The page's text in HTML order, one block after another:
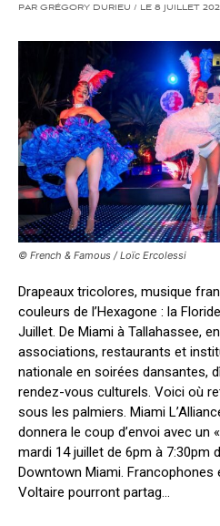
PAR GRÉGORY DURIEU / LE 8 JUILLET
© French & Famous / Loïc Ercolessi
Drapeaux tricolores, musique
couleurs de l’Hexagone : la
Juillet. De Miami à Tallahassee,
associations, restaurants et
nationale en soirées dansantes,
rendez-vous culturels. Voici où
sous les palmiers. Miami
donnera le coup d’envoi avec un
mardi 14 juillet de 6pm à 7:30pm
Downtown Miami. Francophones
Voltaire pourront partag...